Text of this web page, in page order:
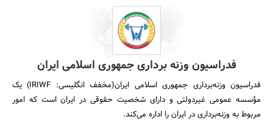
فدراسیون وزنه برداری جمهوری اسلامی ایران
فدراسیون وزنه‌برداری جمهوری اسلامی ایران(مخفف انگلیسی: IRIWF) یک
مؤسسه عمومی غیردولتی و دارای شخصیت حقوقی در ایران است که امور
مربوط به وزنه‌برداری در ایران را اداره می‌کند.